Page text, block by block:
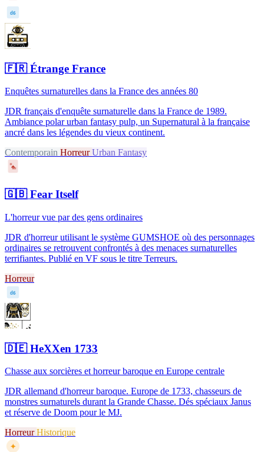
d6
🇫🇷Étrange France
Enquêtes surnaturelles dans la France des années 80
JDR français d'enquête surnaturelle dans la France de 1989.
Ambiance polar urban fantasy pulp, un Supernatural à la française
ancré dans les légendes du vieux continent.
Contemporain HorreurUrban Fantasy
♠
🇬🇧Fear Itself
L'horreur vue par des gens ordinaires
JDR d'horreur utilisant le système GUMSHOE où des personnages
ordinaires se retrouvent confrontés à des menaces surnaturelles
terrifiantes. Publié en VF sous le titre Terreurs.
Horreur
d6
🇩🇪HeXXen 1733
Chasse aux sorcières et horreur baroque en Europe centrale
JDR allemand d'horreur baroque. Europe de 1733, chasseurs de
monstres surnaturels durant la Grande Chasse. Dés spéciaux Janus
et réserve de Doom pour le MJ.
HorreurHistorique
✦